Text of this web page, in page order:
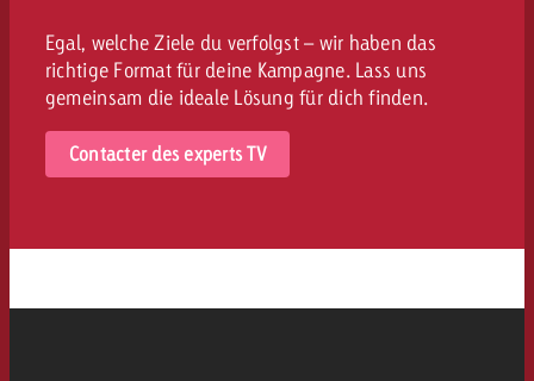
Egal, welche Ziele du verfolgst – wir haben das
richtige Format für deine Kampagne. Lass uns
gemeinsam die ideale Lösung für dich finden.
Contacter des experts TV